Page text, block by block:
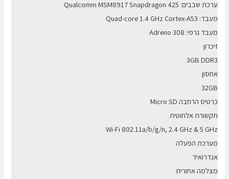
ערכת שבבים: Qualcomm MSM8917 Snapdragon 425
מעבד: Quad-core 1.4 GHz Cortex-A53
מעבד גרפי: Adreno 308
זיכרון
3GB DDR3
אחסון
32GB
כרטיס הרחבה Micro SD
תקשורת אלחוטית
Wi-Fi 802.11a/b/g/n, 2.4 GHz & 5 GHz
מערכת הפעלה
אנדרואיד
מצלמה אחורית